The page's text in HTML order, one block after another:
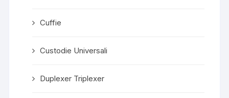
Cuffie
Custodie Universali
Duplexer Triplexer